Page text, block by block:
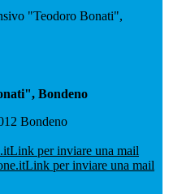
"Teodoro Bonati",
Bondeno
Bondeno
Link per inviare una mail
Link per inviare una mail